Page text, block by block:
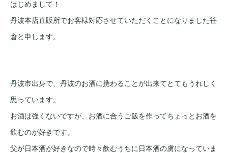
はじめまして！
丹波本店直販所でお客様対応させていただくことになりました笹
倉と申します。
丹波市出身で、丹波のお酒に携わることが出来てとてもうれしく
思っています。
お酒は強くないですが、お酒に合うご飯を作ってちょっとお酒を
飲むのが好きです。
父が日本酒が好きなので時々飲むうちに日本酒の虜になっていま